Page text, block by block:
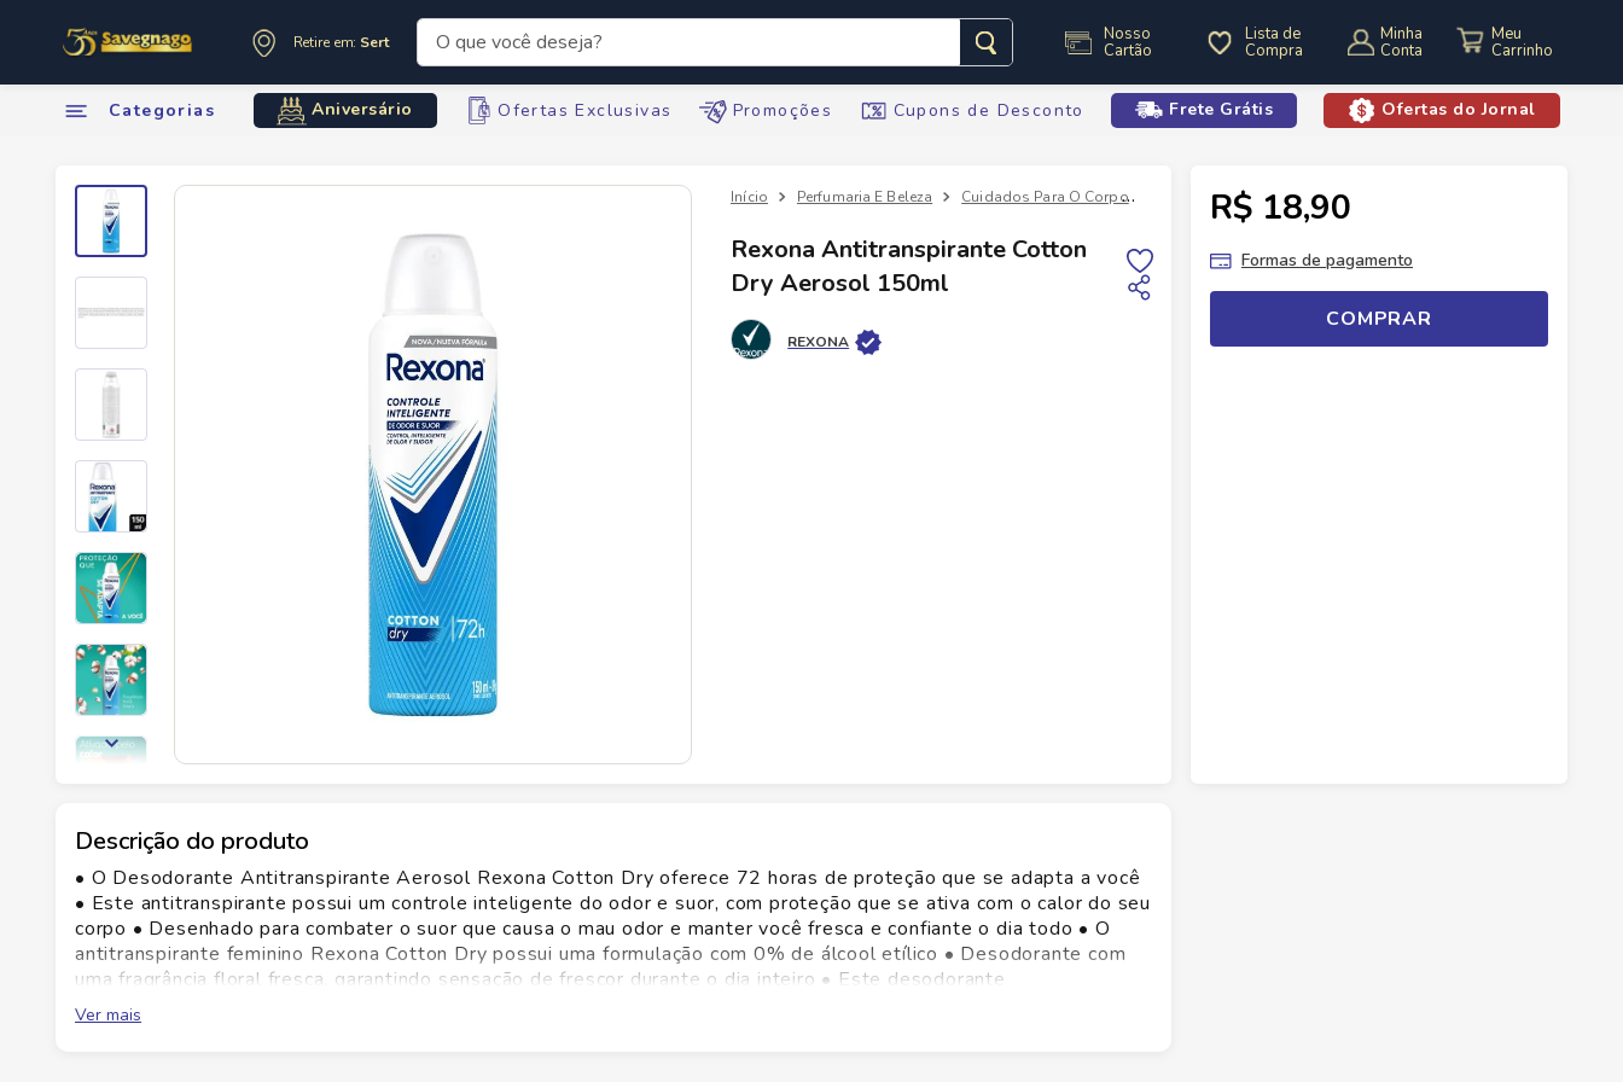
Retire em: Sertãozinho
O que você deseja? Nosso
Cartão
Lista de
Compra
Minha
Conta
Categorias Aniversário Ofertas Exclusivas Promoções Cupons de Desconto Frete Grátis Ofertas do Jornal
Perfumaria E Beleza Cuidados Para O Corpo Desodorantes Rexona Antitranspirante Cotton Dry Aerosol
Rexona Antitranspirante Cotton
Dry Aerosol 150ml
REXONA
Descrição do produto
• O Desodorante Antitranspirante Aerosol Rexona Cotton Dry oferece 72 horas de proteção que se adapta a você
• Este antitranspirante possui um controle inteligente do odor e suor, com proteção que se ativa com o calor do seu
corpo • Desenhado para combater o suor que causa o mau odor e manter você fresca e confiante o dia todo • O
antitranspirante feminino Rexona Cotton Dry possui uma formulação com 0% de álcool etílico • Desodorante com
uma fragrância floral fresca, garantindo sensação de frescor durante o dia inteiro • Este desodorante
antitranspirante não afeta a camada de ozônio, possui lata em alumínio 100% reciclável e é feito com energia
elétrica 100% renovável Conheça o novo Desodorante Antitranspirante Aerosol Rexona Cotton Dry, desenvolvido
Ver mais
R$ 18,90
Formas de pagamento
COMPRAR
Termos mais buscados
leite
3º
cerveja
7º
oleo
8º
aniversario
9
leite integral
10º chocolate